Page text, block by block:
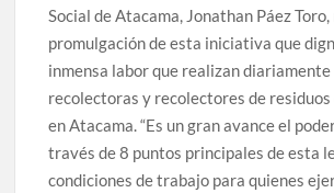
Social de Atacama, Jonathan Páez
promulgación de esta iniciativa que
inmensa labor que realizan diariamente
recolectoras y recolectores de
en Atacama. “Es un gran avance el
través de 8 puntos principales de esta
condiciones de trabajo para quienes